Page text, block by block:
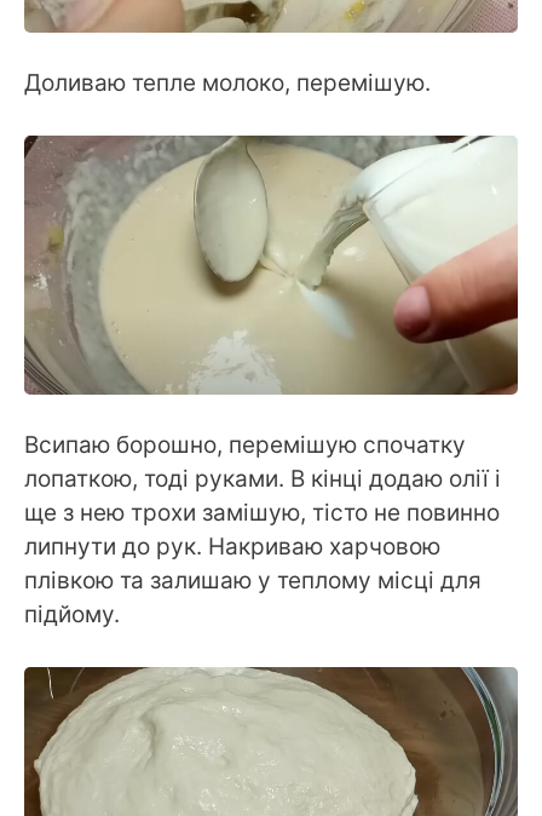
Доливаю тепле молоко, перемішую.
Всипаю борошно, перемішую спочатку
лопаткою, тоді руками. В кінці додаю олії і
ще з нею трохи замішую, тісто не повинно
липнути до рук. Накриваю харчовою
плівкою та залишаю у теплому місці для
підйому.